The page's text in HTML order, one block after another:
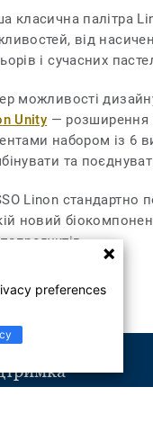
класична палітра
від
і сучасних
можливості
Unity — розширення
набором із 6
та
Linon
новий
preferences